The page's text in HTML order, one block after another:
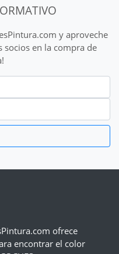
y aproveche
socios en la compra de
ofrece
encontrar el color